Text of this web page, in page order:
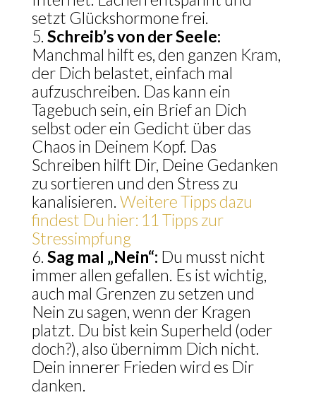
setzt Glückshormone frei.
Schreib’s von der Seele:
Manchmal hilft es, den ganzen Kram,
der Dich belastet, einfach mal
aufzuschreiben. Das kann ein
Tagebuch sein, ein Brief an Dich
selbst oder ein Gedicht über das
Chaos in Deinem Kopf. Das
Schreiben hilft Dir, Deine Gedanken
zu sortieren und den Stress zu
kanalisieren. Weitere Tipps dazu
findest Du hier: 11 Tipps zur
Stressimpfung
Sag mal „Nein“: Du musst nicht
immer allen gefallen. Es ist wichtig,
auch mal Grenzen zu setzen und
Nein zu sagen, wenn der Kragen
platzt. Du bist kein Superheld (oder
doch?), also übernimm Dich nicht.
Dein innerer Frieden wird es Dir
danken.